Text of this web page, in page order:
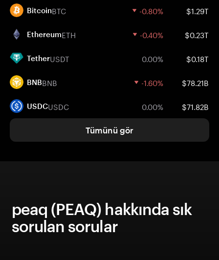
BitcoinBTC -0.80% $1.29T
EthereumETH -0.40% $0.23T
TetherUSDT 0.00% $0.18T
BNBBNB -1.60% $78.21B
USDCUSDC 0.00% $71.82B
Tümünü gör
peaq (PEAQ) hakkında sık
sorulan sorular